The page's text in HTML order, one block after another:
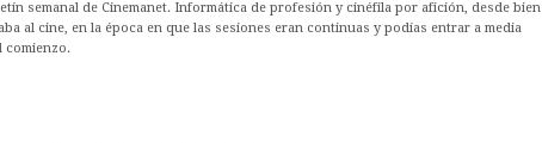
semanal de Cinemanet. Informática de profesión y cinéfila por afición, desde bien
al cine, en la época en que las sesiones eran continuas y podías entrar a media
comienzo.